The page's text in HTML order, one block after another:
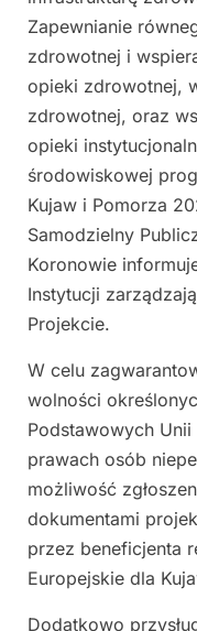
Zapewnianie
zdrowotnej i
opieki zdrowotnej,
zdrowotnej, oraz
opieki
środowiskowej
Kujaw i Pomorza
Samodzielny
Koronowie
Instytucji
Projekcie.
W celu
wolności
Podstawowych
prawach osób
możliwość
dokumentami
przez beneficjenta
Europejskie dla
Dodatkowo